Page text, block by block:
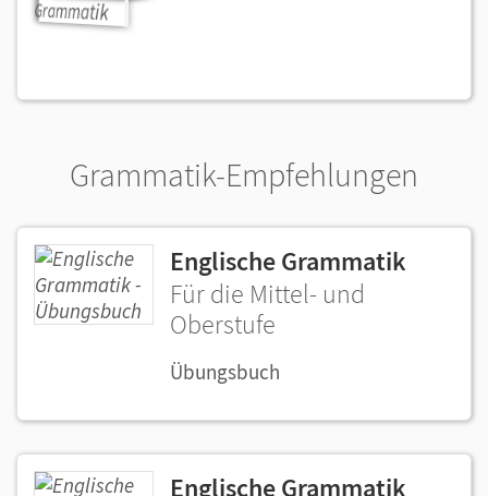
Grammatik-Empfehlungen
Englische Grammatik
Für die Mittel- und
Oberstufe
Übungsbuch
Englische Grammatik